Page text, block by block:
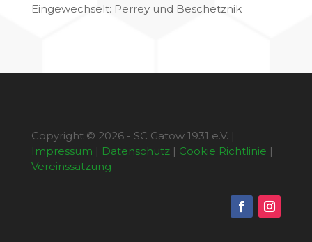
Eingewechselt: Perrey und Beschetznik
Copyright © 2026 - SC Gatow 1931 e.V. |
Impressum | Datenschutz| Cookie Richtlinie |
Vereinssatzung